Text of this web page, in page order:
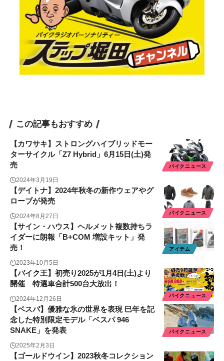
この記事もおすすめ
バイクニュース
【カワサキ】ストロングハイブリッドモー
ターサイクル「Z7 Hybrid」6月15日(土)発
売
2024年3月19日
バイクニュース
【デイトナ】2024年秋冬の新作ウェアやグ
ローブが発売
2024年8月27日
アイテム
【サイン・ハウス】ヘルメット複数持ちラ
イダーに朗報「B+COM 増設キット」発
売！
2023年10月5日
バイクニュース
【バイク王】初売り2025が1月4日(土)より
開催 特選車合計500台大放出！
2024年12月26日
バイクニュース
【ベスパ】優雅な氷の世界を表現 巳年を記
念した特別限定モデル「ベスパ 946
SNAKE」を発表
2025年2月3日
【ゴールドウイン】2023秋冬コレクション